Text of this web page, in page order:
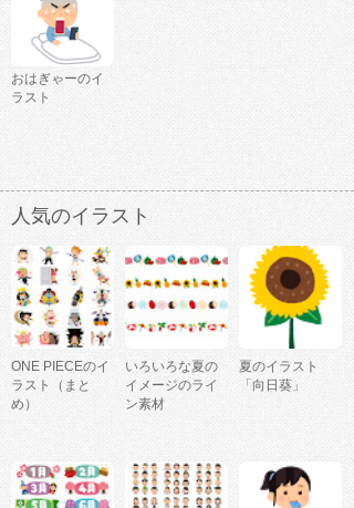
おはぎゃーのイ
ラスト
人気のイラスト
ONE PIECEのイ
ラスト（まと
め）
いろいろな夏の
イメージのライ
ン素材
夏のイラスト
「向日葵」